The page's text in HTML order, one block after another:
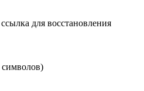
для восстановления